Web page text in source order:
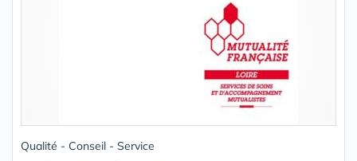
Qualité - Conseil - Service